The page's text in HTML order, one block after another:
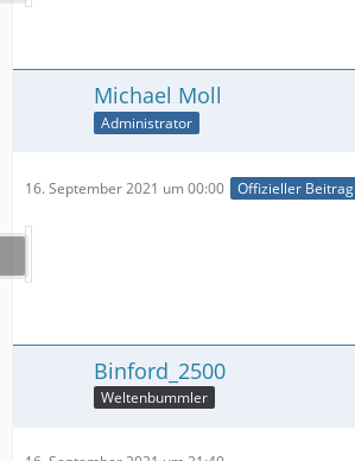
Michael Moll
Administrator
16. September 2021 um 00:00 Offizieller Beitrag
Binford_2500
Weltenbummler